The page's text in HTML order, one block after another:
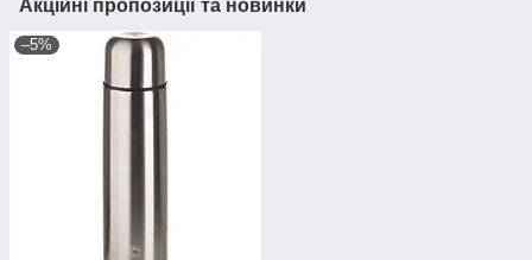
Акційні пропозиції та новинки
–5%